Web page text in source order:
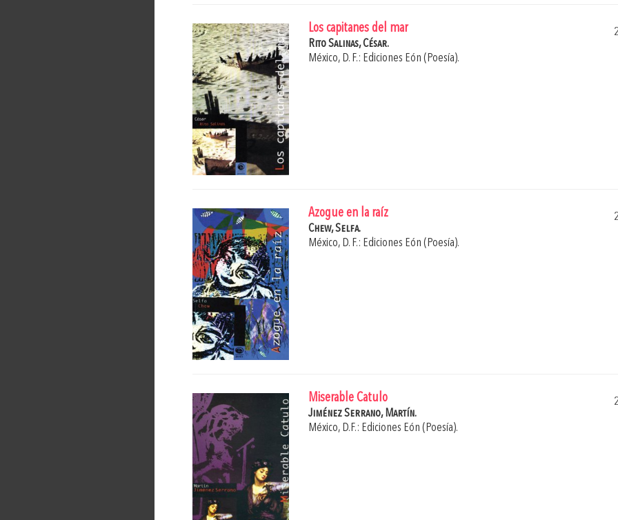
Los capitanes del mar
Rito Salinas, César.
México, D. F.: Ediciones Eón (Poesía).
Azogue en la raíz
Chew, Selfa.
México, D. F.: Ediciones Eón (Poesía).
Miserable Catulo
Jiménez Serrano, Martín.
México, D.F.: Ediciones Eón (Poesía).